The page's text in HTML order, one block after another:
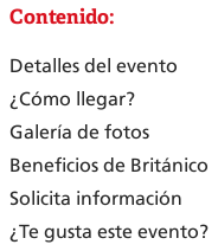
Contenido:
Detalles del evento
¿Cómo llegar?
Galería de fotos
Beneficios de Británico
Solicita información
¿Te gusta este evento?